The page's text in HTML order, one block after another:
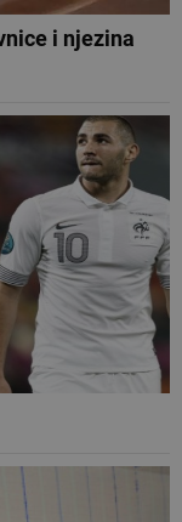
i njezina